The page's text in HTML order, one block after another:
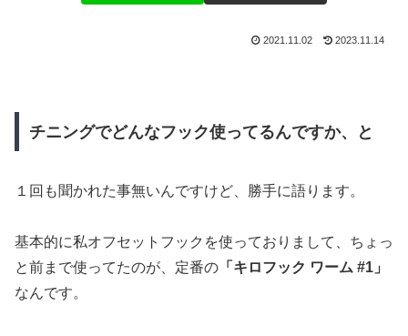
2021.11.02 2023.11.14
チニングでどんなフック使ってるんですか、と
１回も聞かれた事無いんですけど、勝手に語ります。
基本的に私オフセットフックを使っておりまして、ちょっ
と前まで使ってたのが、定番の 「キロフック ワーム #1」
なんです。